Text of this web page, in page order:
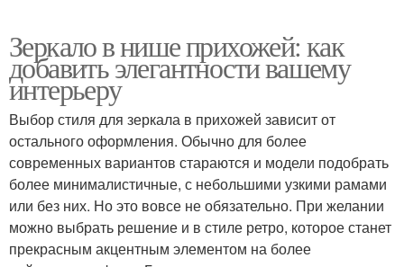
Зеркало в нише прихожей: как
добавить элегантности вашему
интерьеру
Выбор стиля для зеркала в прихожей зависит от
остального оформления. Обычно для более
современных вариантов стараются и модели подобрать
более минималистичные, с небольшими узкими рамами
или без них. Но это вовсе не обязательно. При желании
можно выбрать решение и в стиле ретро, которое станет
прекрасным акцентным элементом на более